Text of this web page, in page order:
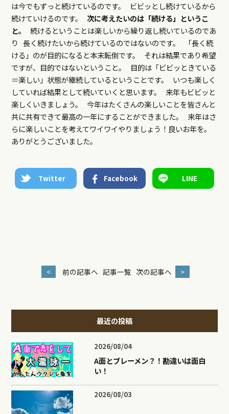
は今でもずっと続けているのです。 ビビッとし続けているから
続けていけるのです。 次に考えたいのは「続ける」というこ
と。
続けるということは楽しいから繰り返し続いているのであ
り 長く続けたいから続けているのではないのです。 「長く続
ける」のが目的になると本末転倒です。 それは結果であり希望
ですが、目的ではないということ。 目的は「ビビッときている
＝楽しい」状態が継続しているということです。 いつも楽しく
していれば結果として続いていくと思います。 来年もビビッと
楽しくいきましょう。 今年はたくさんの楽しいことを皆さんと
共に共有できて最高の一年にすることができました。 来年はさ
らに楽しいことを考えてワイワイやりましょう！良いお年を。
ありがとうございました。
Twitter Facebook LINE
< 前の記事へ 記事一覧 次の記事へ >
最近の投稿
2026/08/04
A面とブレーメン？！勘違いは面白
い！
2026/08/03